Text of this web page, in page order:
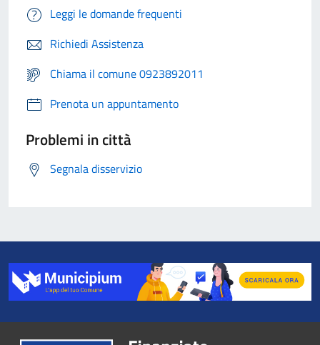
Leggi le domande frequenti
Richiedi Assistenza
Chiama il comune 0923892011
Prenota un appuntamento
Problemi in città
Segnala disservizio